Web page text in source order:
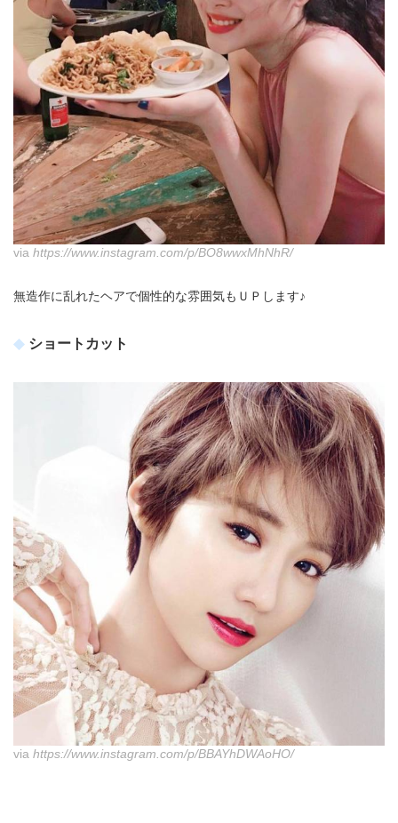
via https://www.instagram.com/p/BO8wwxMhNhR/
無造作に乱れたヘアで個性的な雰囲気もＵＰします♪
ショートカット
via https://www.instagram.com/p/BBAYhDWAoHO/